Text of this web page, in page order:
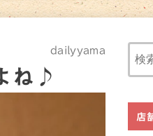
dailyyama
ね♪
店